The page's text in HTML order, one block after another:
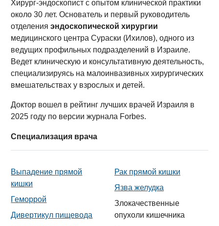
Хирург-эндоскопист с опытом клинической практики
около 30 лет. Основатель и первый руководитель
отделенияэндоскопической хирургии
медицинского центра Сураски (Ихилов), одного из
ведущих профильных подразделений в Израиле.
Ведет клиническую и консультативную деятельность,
специализируясь на малоинвазивных хирургических
вмешательствах у взрослых и детей.
Доктор вошел в рейтинг лучших врачей Израиля в
2025 году по версии журнала Forbes.
Специализация врача
Выпадение прямой
кишки
Геморрой
Дивертикул пищевода
Рак прямой кишки
Язва желудка
Злокачественные
опухоли кишечника